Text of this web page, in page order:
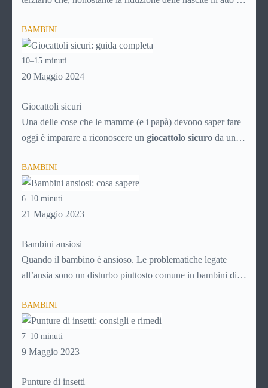
articolo specifico ricco di consigli utili per la scelta
intelligente dei servizi che possono rendere la vità più facile
ai genitori dei bimbi da 0 a 5 anni, aiutando i neonati nella
crescita e nello sviluppo.
BAMBINI
10–15 minuti
20 Maggio 2024
Giocattoli sicuri
Una delle cose che le mamme (e i papà) devono saper fare
oggi è imparare a riconoscere un giocattolo sicuro da uno
basso costo provenienti dalla Cina, che spesso sono vere e
proprie trappole per i nostri figli.
BAMBINI
6–10 minuti
21 Maggio 2023
Bambini ansiosi
Quando il bambino è ansioso. Le problematiche legate
all’ansia sono un disturbo piuttosto comune in bambini di
evitare che si trasformino in un problema più grande, con la
crescita. Per sapere di più su come affrontare i disturbi
legati all’ansia nei bambini, continua a leggere!
BAMBINI
7–10 minuti
9 Maggio 2023
Punture di insetti